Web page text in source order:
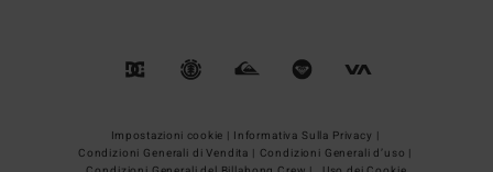
Impostazioni cookie | Informativa Sulla Privacy |
Condizioni Generali di Vendita | Condizioni Generali d’uso |